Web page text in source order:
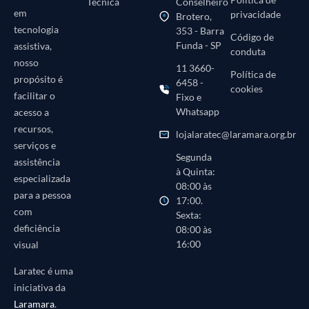
em
tecnologia
assistiva,
nosso
propósito é
facilitar o
acesso a
recursos,
serviços e
assistência
especializada
para a pessoa
com
deficiência
visual
Laratec é uma
iniciativa da
Laramara.
Brotero,
353 - Barra
Funda - SP
11 3660-
6458 -
Fixo e
Whatsapp
lojalaratec@laramara.org.br
Segunda
à Quinta:
08:00 às
17:00.
Sexta:
08:00 às
16:00
privacidade
Código de
conduta
Política de
cookies